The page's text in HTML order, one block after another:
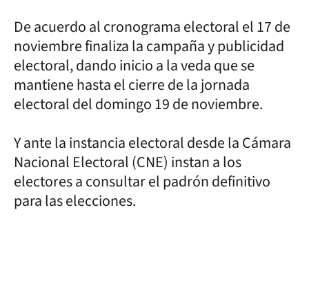
De acuerdo al cronograma electoral el 17 de
noviembre finaliza la campaña y publicidad
electoral, dando inicio a la veda que se
mantiene hasta el cierre de la jornada
electoral del domingo 19 de noviembre.
Y ante la instancia electoral desde la Cámara
Nacional Electoral (CNE) instan a los
electores a consultar el padrón definitivo
para las elecciones.